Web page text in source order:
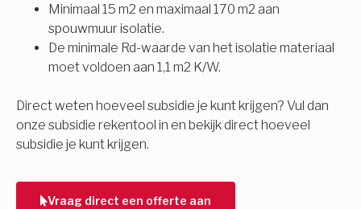
Minimaal 15 m2 en maximaal 170 m2 aan
spouwmuur isolatie.
De minimale Rd-waarde van het isolatie materiaal
moet voldoen aan 1,1 m2 K/W.
Direct weten hoeveel subsidie je kunt krijgen? Vul dan
onze subsidie rekentool in en bekijk direct hoeveel
subsidie je kunt krijgen.
Vraag direct een offerte aan
Vorige
Achternaam